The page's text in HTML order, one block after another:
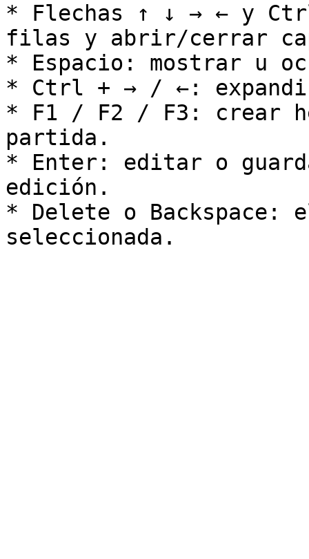
* Flechas ↑ ↓ → ← y
filas y abrir/cerrar
* Espacio: mostrar u
* Ctrl + → / ←:
* F1 / F2 / F3: crear
partida.
* Enter: editar o
edición.
* Delete o